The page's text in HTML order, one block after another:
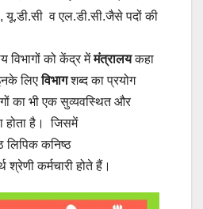
यू.डी.सी व एल.डी.सी.जैसे पदों की
विभागों को केंद्र मेंमंत्रालयकहा
लिएविभागशब्द का प्रयोग
का भी एक सुव्यवस्थित और
होता है। जिसमें
लिपिक कनिष्ठ
श्रेणी कर्मचारी होते हैं।